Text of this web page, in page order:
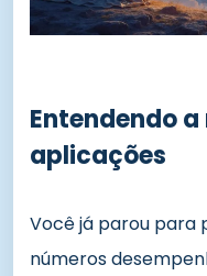
Entendendo
aplicações
Você já parou para
números